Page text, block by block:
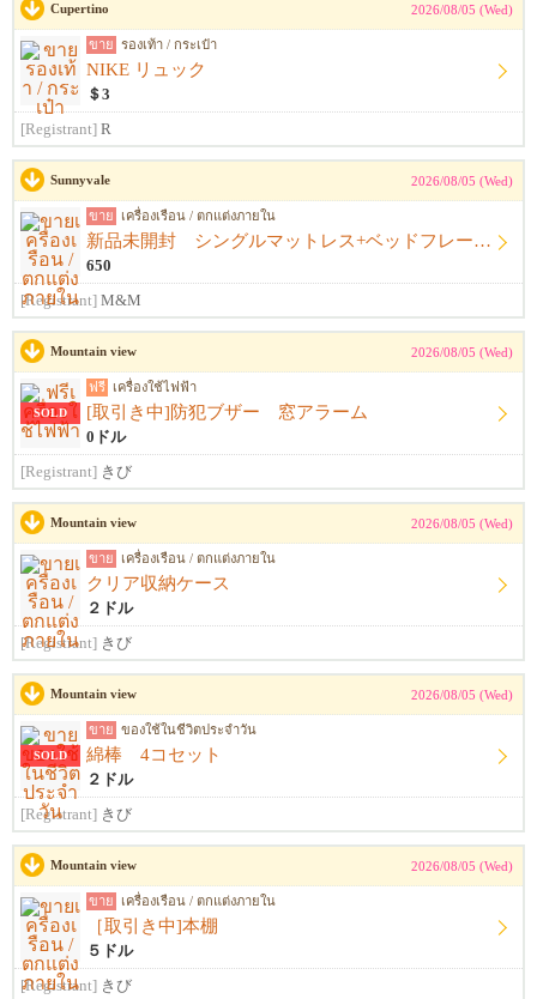
Cupertino 2026/08/05 (Wed)
ขาย รองเท้า / กระเป๋า
NIKE リュック
＄3
[Registrant] R
Sunnyvale 2026/08/05 (Wed)
ขาย เครื่องเรือน / ตกแต่งภายใน
新品未開封 シングルマットレス+ベッドフレーム+シーツ
650
[Registrant] M&M
Mountain view 2026/08/05 (Wed)
SOLD
ฟรี เครื่องใช้ไฟฟ้า
[取引き中]防犯ブザー 窓アラーム
0ドル
[Registrant] きび
Mountain view 2026/08/05 (Wed)
ขาย เครื่องเรือน / ตกแต่งภายใน
クリア収納ケース
２ドル
[Registrant] きび
Mountain view 2026/08/05 (Wed)
SOLD
ขาย ของใช้ในชีวิตประจำวัน
綿棒 4コセット
２ドル
[Registrant] きび
Mountain view 2026/08/05 (Wed)
ขาย เครื่องเรือน / ตกแต่งภายใน
［取引き中]本棚
５ドル
[Registrant] きび